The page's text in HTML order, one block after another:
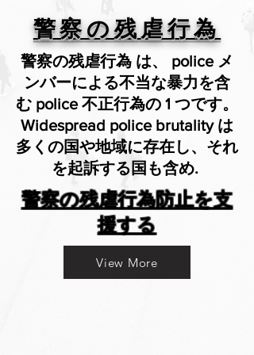
警察の残虐行為
警察の残虐行為 は、 police メ
ンバーによる不当な暴力を含
む police 不正行為の 1 つです。
Widespread police brutality は
多くの国や地域に存在し、それ
を起訴する国も含め.
警察の残虐行為防止を支
援する
View More